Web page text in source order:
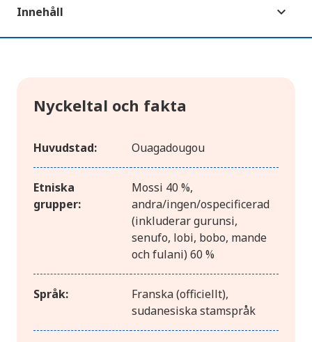
Innehåll
Nyckeltal och fakta
Huvudstad: Ouagadougou
Etniska
grupper:
Mossi 40 %,
andra/ingen/ospecificerad
(inkluderar gurunsi,
senufo, lobi, bobo, mande
och fulani) 60 %
Språk:
Franska (officiellt),
sudanesiska stamspråk